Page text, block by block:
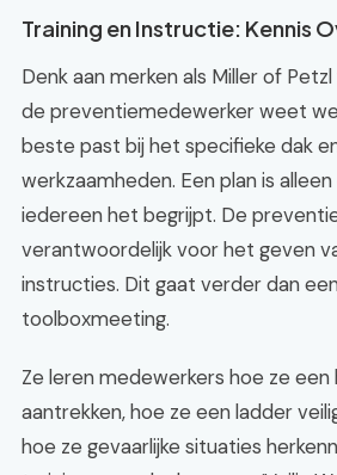
Training en Instructie: Kennis
Denk aan merken als Miller of
de preventiemedewerker weet
beste past bij het specifieke dak
werkzaamheden. Een plan is
iedereen het begrijpt. De
verantwoordelijk voor het geven
instructies. Dit gaat verder dan
toolboxmeeting.
Ze leren medewerkers hoe ze
aantrekken, hoe ze een ladder
hoe ze gevaarlijke situaties